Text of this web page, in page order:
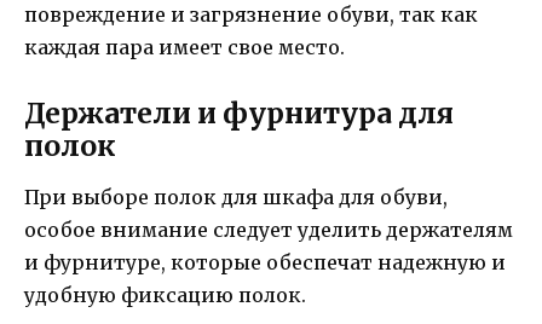
повреждение и загрязнение обуви, так как
каждая пара имеет свое место.
Держатели и фурнитура для
полок
При выборе полок для шкафа для обуви,
особое внимание следует уделить держателям
и фурнитуре, которые обеспечат надежную и
удобную фиксацию полок.